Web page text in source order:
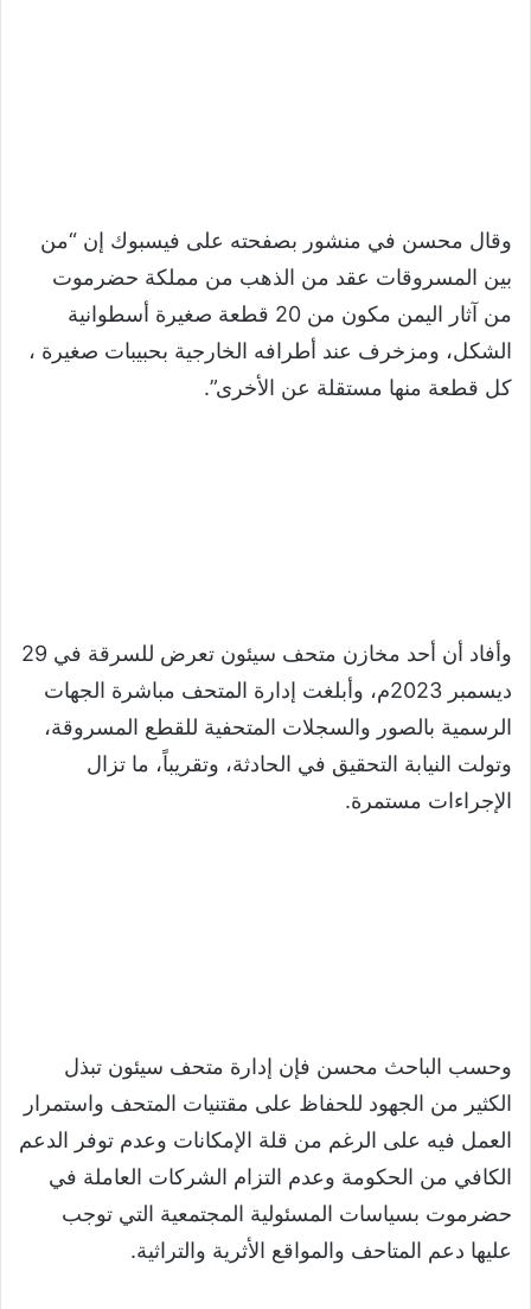
وقال محسن في منشور بصفحته على فيسبوك إن “من
بين المسروقات عقد من الذهب من مملكة حضرموت
من آثار اليمن مكون من 20 قطعة صغيرة أسطوانية
الشكل، ومزخرف عند أطرافه الخارجية بحبيبات صغيرة ،
كل قطعة منها مستقلة عن الأخرى”.
وأفاد أن أحد مخازن متحف سيئون تعرض للسرقة في 29
ديسمبر 2023م، وأبلغت إدارة المتحف مباشرة الجهات
الرسمية بالصور والسجلات المتحفية للقطع المسروقة،
وتولت النيابة التحقيق في الحادثة، وتقريباً، ما تزال
الإجراءات مستمرة.
وحسب الباحث محسن فإن إدارة متحف سيئون تبذل
الكثير من الجهود للحفاظ على مقتنيات المتحف واستمرار
العمل فيه على الرغم من قلة الإمكانات وعدم توفر الدعم
الكافي من الحكومة وعدم التزام الشركات العاملة في
حضرموت بسياسات المسئولية المجتمعية التي توجب
عليها دعم المتاحف والمواقع الأثرية والتراثية.